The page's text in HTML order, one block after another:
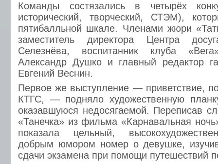
Команды состязались в четырёх
исторический, творческий, СТЭМ),
пятибалльной шкале. Членами жюри
заместитель директора Центра
Селезнёва, воспитанник клуба
Александр Душко и главный редактор
Евгений Веснин.
Первое же выступление — приветствие,
КТГС, — подняло художественную
оказавшуюся недосягаемой. Переписав
«Танечка» из фильма «Карнавальная
показала цельный,
добрым юмором номер о девушке,
сдачи экзамена при помощи путешествий